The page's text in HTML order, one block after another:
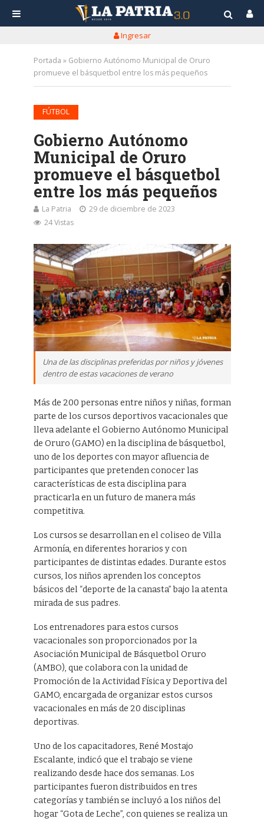
Ingresar
Portada » Gobierno Autónomo Municipal de Oruro
promueve el básquetbol entre los más pequeños
FÚTBOL
Gobierno Autónomo
Municipal de Oruro
promueve el básquetbol
entre los más pequeños
La Patria
29 de diciembre de 2023
24 Vistas
Una de las disciplinas preferidas por niños y jóvenes
dentro de estas vacaciones de verano
Más de 200 personas entre niños y niñas, forman
parte de los cursos deportivos vacacionales que
lleva adelante el Gobierno Autónomo Municipal
de Oruro (GAMO) en la disciplina de básquetbol,
uno de los deportes con mayor afluencia de
participantes que pretenden conocer las
características de esta disciplina para
practicarla en un futuro de manera más
competitiva.
Los cursos se desarrollan en el coliseo de Villa
Armonía, en diferentes horarios y con
participantes de distintas edades. Durante estos
cursos, los niños aprenden los conceptos
básicos del “deporte de la canasta” bajo la atenta
mirada de sus padres.
Los entrenadores para estos cursos
vacacionales son proporcionados por la
Asociación Municipal de Básquetbol Oruro
(AMBO), que colabora con la unidad de
Promoción de la Actividad Física y Deportiva del
GAMO, encargada de organizar estos cursos
vacacionales en más de 20 disciplinas
deportivas.
Uno de los capacitadores, René Mostajo
Escalante, indicó que el trabajo se viene
realizando desde hace dos semanas. Los
participantes fueron distribuidos en tres
categorías y también se incluyó a los niños del
hogar “Gota de Leche”, con quienes se realiza un